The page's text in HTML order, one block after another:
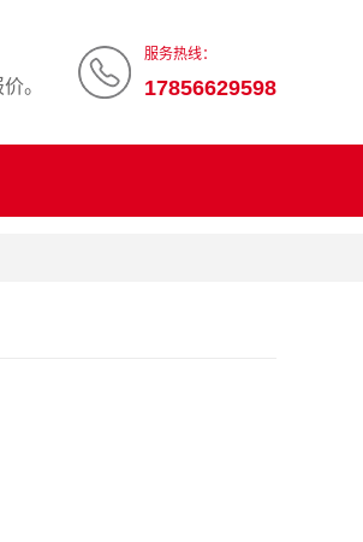
服务热线：
17856629598
。